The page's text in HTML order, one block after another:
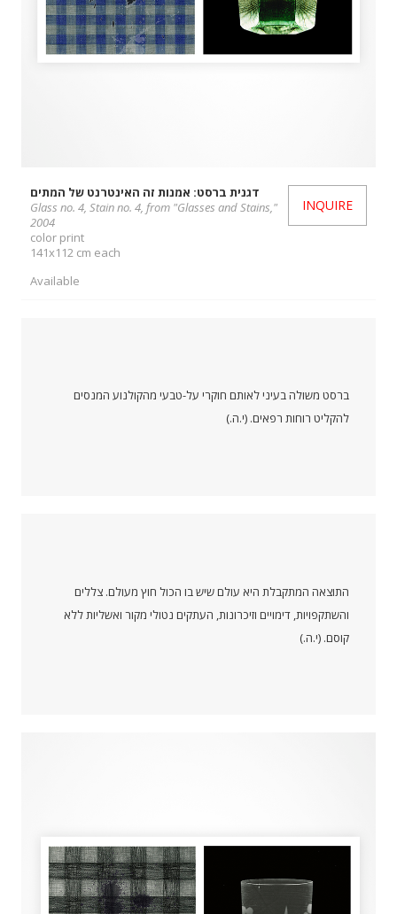
דגנית ברסט: אמנות זה האינטרנט של המתים
Glass no. 4, Stain no. 4, from "Glasses and Stains,"
2004
color print
141x112 cm each
Available
INQUIRE
ברסט משולה בעיני לאותם חוקרי על-טבעי מהקולנוע המנסים
להקליט רוחות רפאים. (י.ה.)
התוצאה המתקבלת היא עולם שיש בו הכול חוץ מעולם. צללים
והשתקפויות, דימויים וזיכרונות, העתקים נטולי מקור ואשליות ללא
קוסם. (י.ה.)